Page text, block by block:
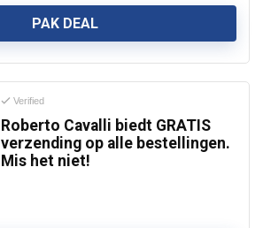
PAK DEAL
Verified
Roberto Cavalli biedt GRATIS
verzending op alle bestellingen.
Mis het niet!